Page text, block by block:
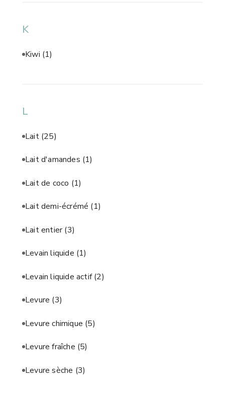
K
Kiwi (1)
L
Lait (25)
Lait d'amandes (1)
Lait de coco (1)
Lait demi-écrémé (1)
Lait entier(3)
Levain liquide (1)
Levain liquide actif(2)
Levure (3)
Levure chimique (5)
Levure fraîche (5)
Levure sèche (3)